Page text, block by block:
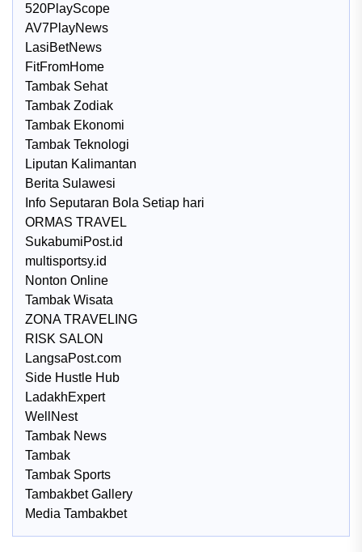
520PlayScope
AV7PlayNews
LasiBetNews
FitFromHome
Tambak Sehat
Tambak Zodiak
Tambak Ekonomi
Tambak Teknologi
Liputan Kalimantan
Berita Sulawesi
Info Seputaran Bola Setiap hari
ORMAS TRAVEL
SukabumiPost.id
multisportsy.id
Nonton Online
Tambak Wisata
ZONA TRAVELING
RISK SALON
LangsaPost.com
Side Hustle Hub
LadakhExpert
WellNest
Tambak News
Tambak
Tambak Sports
Tambakbet Gallery
Media Tambakbet